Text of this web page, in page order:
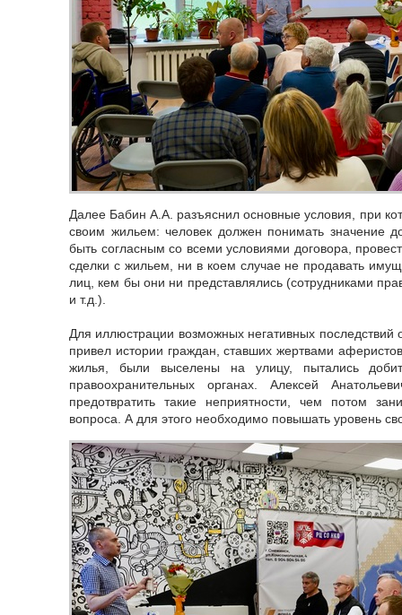
Далее Бабин А.А. разъяснил основные условия, при
своим жильем: человек должен понимать значение
быть согласным со всеми условиями договора,
сделки с жильем, ни в коем случае не продавать
лиц, кем бы они ни представлялись (сотрудниками
и т.д.).
Для иллюстрации возможных негативных последствий
привел истории граждан, ставших жертвами
жилья, были выселены на улицу, пытались
правоохранительных органах. Алексей
предотвратить такие неприятности, чем потом
вопроса. А для этого необходимо повышать уровень